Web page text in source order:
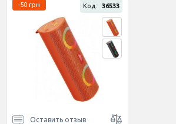
Код: 36533
-50 грн
Оставить отзыв